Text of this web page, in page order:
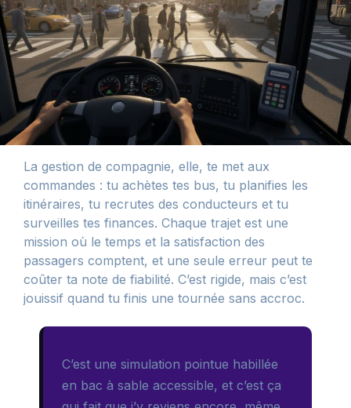
La gestion de compagnie, elle, te met aux
commandes : tu achètes tes bus, tu planifies les
itinéraires, tu recrutes des conducteurs et tu
surveilles tes finances. Chaque trajet est une
mission où le temps et la satisfaction des
passagers comptent, et une seule erreur peut te
coûter ta note de fiabilité. C’est rigide, mais c’est
jouissif quand tu finis une tournée sans accroc.
C’est une simulation pointue habillée
en bac à sable accessible, et c’est ça